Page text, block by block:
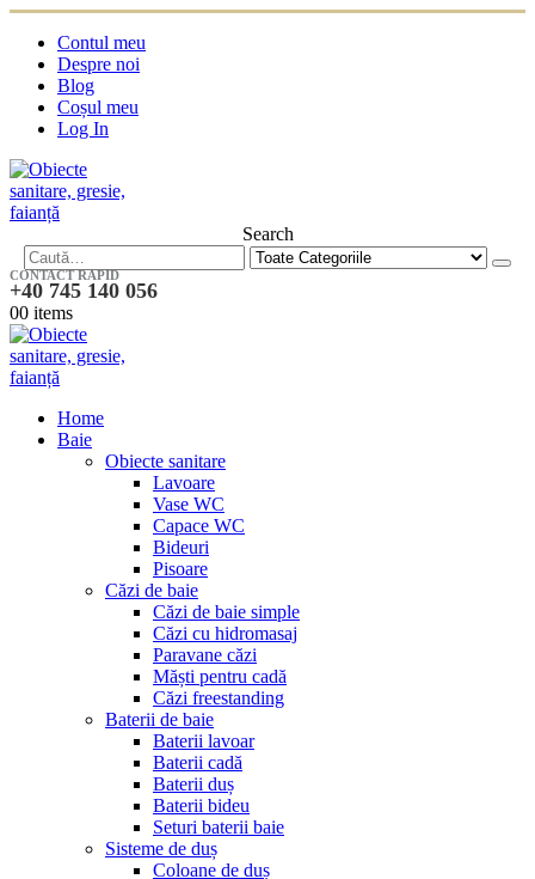
Contul meu
Despre noi
Blog
Coșul meu
Log In
Search
CONTACT RAPID
+40 745 140 056
00 items
Home
Baie
Obiecte sanitare
Lavoare
Vase WC
Capace WC
Bideuri
Pisoare
Căzi de baie
Căzi de baie simple
Căzi cu hidromasaj
Paravane căzi
Măști pentru cadă
Căzi freestanding
Baterii de baie
Baterii lavoar
Baterii cadă
Baterii duș
Baterii bideu
Seturi baterii baie
Sisteme de duș
Coloane de duș